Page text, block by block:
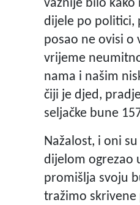
važnije bilo kako
dijele po politici,
posao ne ovisi o
vrijeme
nama i našim
čiji je djed,
seljačke bune
Nažalost, i oni
dijelom ogrezao
promišlja svoju
tražimo skrivene